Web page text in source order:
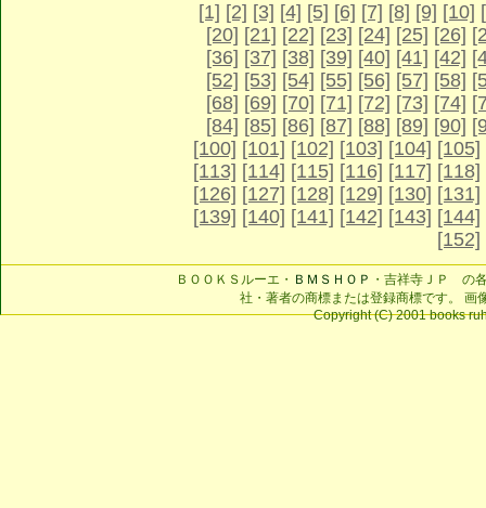
[1] [2] [3] [4] [5] [6] [7] [8] [9] [10]
[20] [21] [22] [23] [24] [25] [26]
[36] [37] [38] [39] [40] [41] [42]
[52] [53] [54] [55] [56] [57] [58]
[68] [69] [70] [71] [72] [73] [74]
[84] [85] [86] [87] [88] [89] [90]
[100] [101] [102] [103] [104] [105]
[113] [114] [115] [116] [117] [118]
[126] [127] [128] [129] [130] [131]
[139] [140] [141] [142] [143] [144]
[152]
ＢＯＯＫＳルーエ・ ＢＭＳＨＯＰ ・吉祥寺ＪＰ の
社・著者の商標または登録商標です。 画
Copyright (C) 2001 books